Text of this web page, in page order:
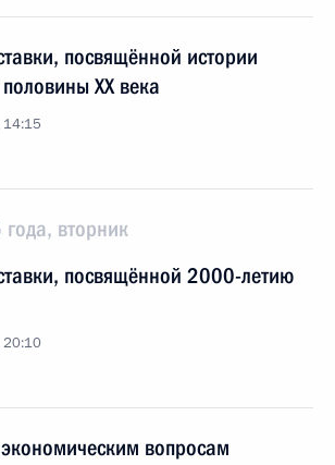
посвящённой истории
ХХ века
14:15
вторник
посвящённой 2000-летию
20:10
вопросам